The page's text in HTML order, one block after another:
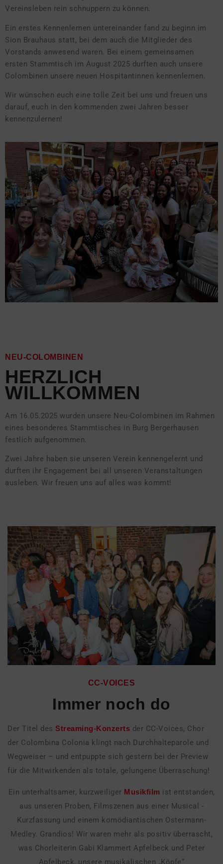
Vereinsleben rein schnuppern zu können.
Ein erstes Kennenlernen untereinander fand zu beginn im
Sion Brauhaus statt, bei dem auch die Mitglieder des
Vorstands anwesend waren. Bei einem gemeinsamen
ersten Stammtisch im August 2025 durften auch unsere
Colombinen unsere neuen Hospitantinnen kennenlernen.
Wir wünschen euch eine tolle Zeit bei uns und freuen uns
darauf, euch in den kommenden zwei Jahren besser
kennenzulernen!
NEU-COLOMBINEN
HERZLICH
WILLKOMMEN
Am 16.05.2025 wurden unsere Neu-Colombinen im Rahmen
eines besonderes Stammtisches in Burg Bergerhausen
festlich aufgenommen.
Zwei Jahre haben sie unseren Verein kennengelernt und
durften ihr Engagement bei all unseren Veranstaltungen
ausleben. Wir freuen uns auf alles was kommt!
CC-VOICES
Immer noch do
Der Titel des Streaming-Konzerts der CC-Voices, Chor
der Colombina Colonia klingt nach Durchhalteparole und
Wegweiser – und entpuppte sich gestern bei der Preview
für die Mitwirkenden als totale, gelungene Überraschung!
Ein unterhaltsamer, kurzweiliger Musikfilm ist entstanden,
aus unseren Proben, Filmszenen aus einer Musical -
Kurzfassung und einem komödiantischen Ostermann-
Medley. Grandios! Wir waren mehr als positiv überrascht,
was Chorleiterin Gabi Klammert Apfelbeck und Peter
Apfelbeck, unsere musikalischen „Köpfe“